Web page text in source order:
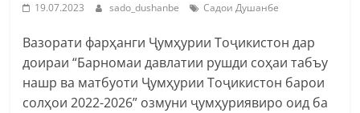
19.07.2023 sado_dushanbe Садои Душанбе
Вазорати фарҳанги Ҷумҳурии Тоҷикистон дар
доираи “Барномаи давлатии рушди соҳаи табъу
нашр ва матбуоти Ҷумҳурии Тоҷикистон барои
солҳои 2022-2026” озмуни ҷумҳуриявиро оид ба